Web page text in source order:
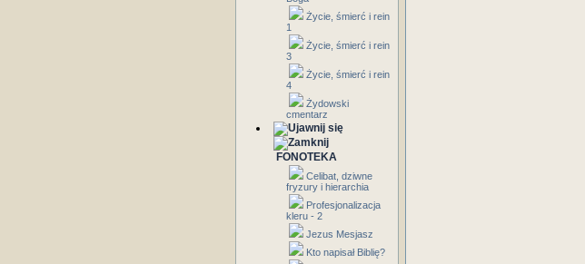
Życie, śmierć i rein
1
Życie, śmierć i rein
3
Życie, śmierć i rein
4
Żydowski
cmentarz
FONOTEKA
Celibat, dziwne
fryzury i hierarchia
Profesjonalizacja
kleru - 2
Jezus Mesjasz
Kto napisał Biblię?